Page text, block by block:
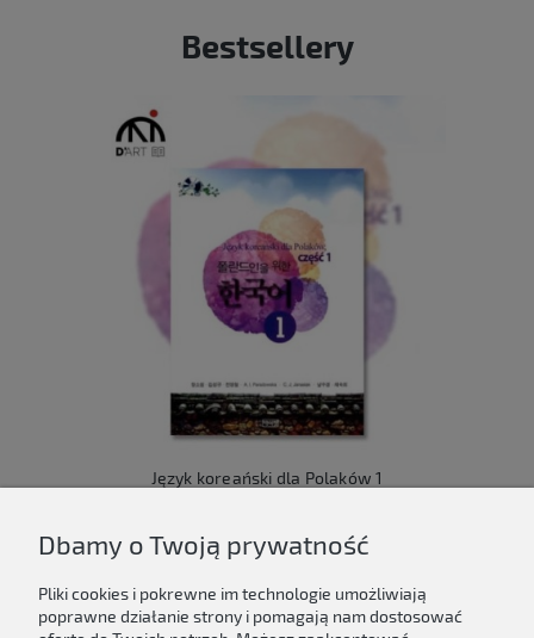
Bestsellery
Język koreański dla Polaków 1
Do koszyka
Dbamy o Twoją prywatność
Pliki cookies i pokrewne im technologie umożliwiają
poprawne działanie strony i pomagają nam dostosować